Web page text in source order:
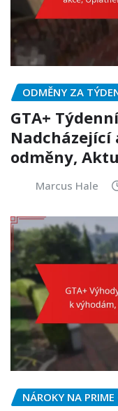
ODMĚNY ZA
GTA+
Nadcházející
odměny,
Marcus Hale
NÁROKY NA